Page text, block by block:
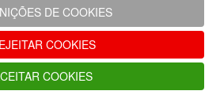
Controladores
Fixações e
Acessórios
Isolamento
para
Tubagem
DE COOKIES
COOKIES
COOKIES